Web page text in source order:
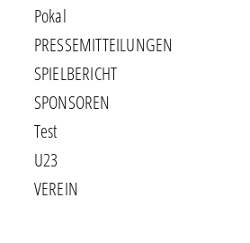
Pokal
PRESSEMITTEILUNGEN
SPIELBERICHT
SPONSOREN
Test
U23
VEREIN